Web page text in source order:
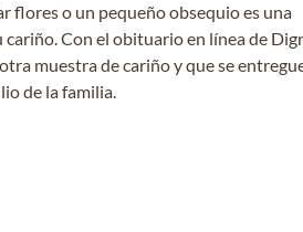
flores o un pequeño obsequio es una
Con el obituario en línea de
muestra de cariño y que se
de la familia.